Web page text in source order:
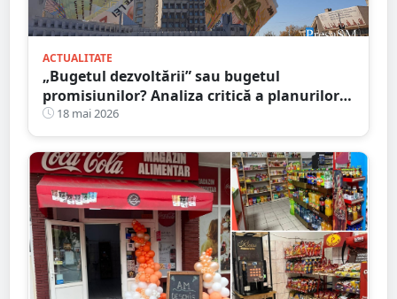
ACTUALITATE
„Bugetul dezvoltării” sau bugetul
promisiunilor? Analiza critică a planurilor
CJ Satu Mare pentru 2026
18 mai 2026